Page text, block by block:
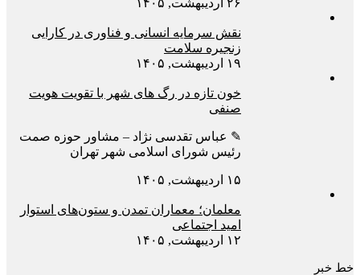
نقش سرمایه انسانی و فناوری در کارایی
زنجیره سلامت
۱۹ اردیبهشت, ۱۴۰۵
خون تازه در رگ های شهر با تقویت هویت
صنفی
✎ عباس تقدسی نژاد – مشاور حوزه صمت
رئیس شورای اسلامی شهر تهران
۱۵ اردیبهشت, ۱۴۰۵
معلمان؛ معماران تمدن و ستون‌های استوار
امید اجتماعی
۱۲ اردیبهشت, ۱۴۰۵
خط خبر